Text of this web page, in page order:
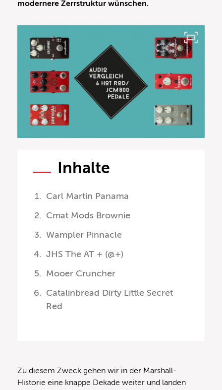
modernere Zerrstruktur wünschen.
Inhalte
Carl Martin Panama
Cmat Mods Brownie
Wampler Pinnacle
JHS The AT + (@+)
Mooer Cruncher
Catalinbread Dirty Little Secret
Red
Zu diesem Zweck gehen wir in der Marshall-
Historie eine knappe Dekade weiter und landen